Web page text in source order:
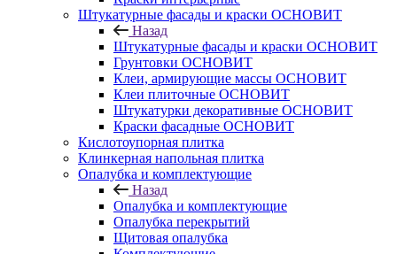
Штукатурные фасады и краски ОСНОВИТ
Назад
Штукатурные фасады и краски ОСНОВИТ
Грунтовки ОСНОВИТ
Клеи, армирующие массы ОСНОВИТ
Клеи плиточные ОСНОВИТ
Штукатурки декоративные ОСНОВИТ
Краски фасадные ОСНОВИТ
Кислотоупорная плитка
Клинкерная напольная плитка
Опалубка и комплектующие
Назад
Опалубка и комплектующие
Опалубка перекрытий
Щитовая опалубка